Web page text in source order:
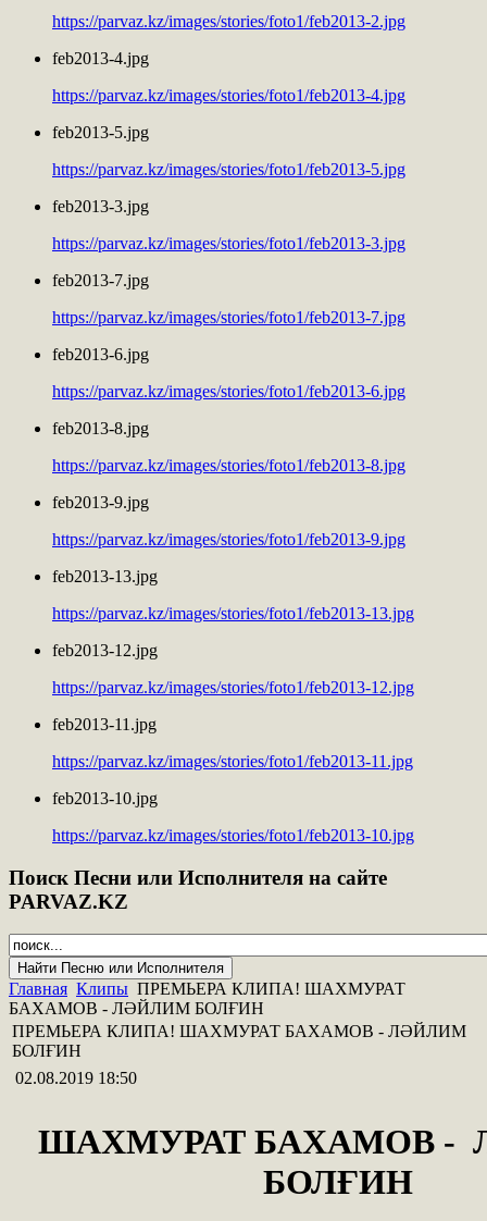
https://parvaz.kz/images/stories/foto1/feb2013-2.jpg
feb2013-4.jpg
https://parvaz.kz/images/stories/foto1/feb2013-4.jpg
feb2013-5.jpg
https://parvaz.kz/images/stories/foto1/feb2013-5.jpg
feb2013-3.jpg
https://parvaz.kz/images/stories/foto1/feb2013-3.jpg
feb2013-7.jpg
https://parvaz.kz/images/stories/foto1/feb2013-7.jpg
feb2013-6.jpg
https://parvaz.kz/images/stories/foto1/feb2013-6.jpg
feb2013-8.jpg
https://parvaz.kz/images/stories/foto1/feb2013-8.jpg
feb2013-9.jpg
https://parvaz.kz/images/stories/foto1/feb2013-9.jpg
feb2013-13.jpg
https://parvaz.kz/images/stories/foto1/feb2013-13.jpg
feb2013-12.jpg
https://parvaz.kz/images/stories/foto1/feb2013-12.jpg
feb2013-11.jpg
https://parvaz.kz/images/stories/foto1/feb2013-11.jpg
feb2013-10.jpg
https://parvaz.kz/images/stories/foto1/feb2013-10.jpg
Поиск Песни или Исполнителя на сайте
PARVAZ.KZ
Главная Клипы ПРЕМЬЕРА КЛИПА! ШАХМУРАТ
БАХАМОВ - ЛӘЙЛИМ БОЛҒИН
ПРЕМЬЕРА КЛИПА! ШАХМУРАТ БАХАМОВ - ЛӘЙЛИМ
БОЛҒИН
02.08.2019 18:50
ШАХМУРАТ БАХАМОВ -
БОЛҒИН